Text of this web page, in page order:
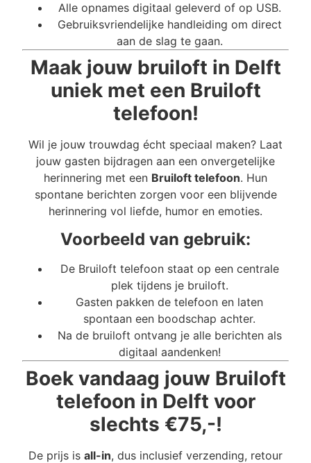
Alle opnames digitaal geleverd of op USB.
Gebruiksvriendelijke handleiding om direct
aan de slag te gaan.
Maak jouw bruiloft in Delft
uniek met een Bruiloft
telefoon!
Wil je jouw trouwdag écht speciaal maken? Laat
jouw gasten bijdragen aan een onvergetelijke
herinnering met een Bruiloft telefoon. Hun
spontane berichten zorgen voor een blijvende
herinnering vol liefde, humor en emoties.
Voorbeeld van gebruik:
De Bruiloft telefoon staat op een centrale
plek tijdens je bruiloft.
Gasten pakken de telefoon en laten
spontaan een boodschap achter.
Na de bruiloft ontvang je alle berichten als
digitaal aandenken!
Boek vandaag jouw Bruiloft
telefoon in Delft voor
slechts €75,-!
De prijs is all-in, dus inclusief verzending, retour